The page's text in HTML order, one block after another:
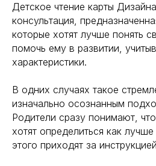
Детское чтение карты
консультация,
которые хотят лучше понять
помочь ему в развитии,
характеристики.
В одних случаях такое
изначально осознанным
Родители сразу понимают,
хотят определиться как
этого приходят за